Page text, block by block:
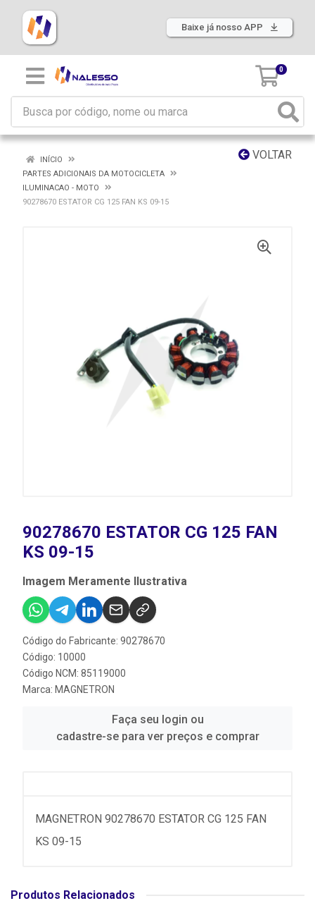
Baixe já nosso APP
0
VOLTAR
INÍCIO
PARTES ADICIONAIS DA MOTOCICLETA
ILUMINACAO - MOTO
90278670 ESTATOR CG 125 FAN KS 09-15
90278670 ESTATOR CG 125 FAN
KS 09-15
Imagem Meramente Ilustrativa
Código do Fabricante: 90278670
Código: 10000
Código NCM: 85119000
Marca: MAGNETRON
Faça seu login ou
cadastre-se para ver preços e comprar
MAGNETRON 90278670 ESTATOR CG 125 FAN
KS 09-15
Produtos Relacionados